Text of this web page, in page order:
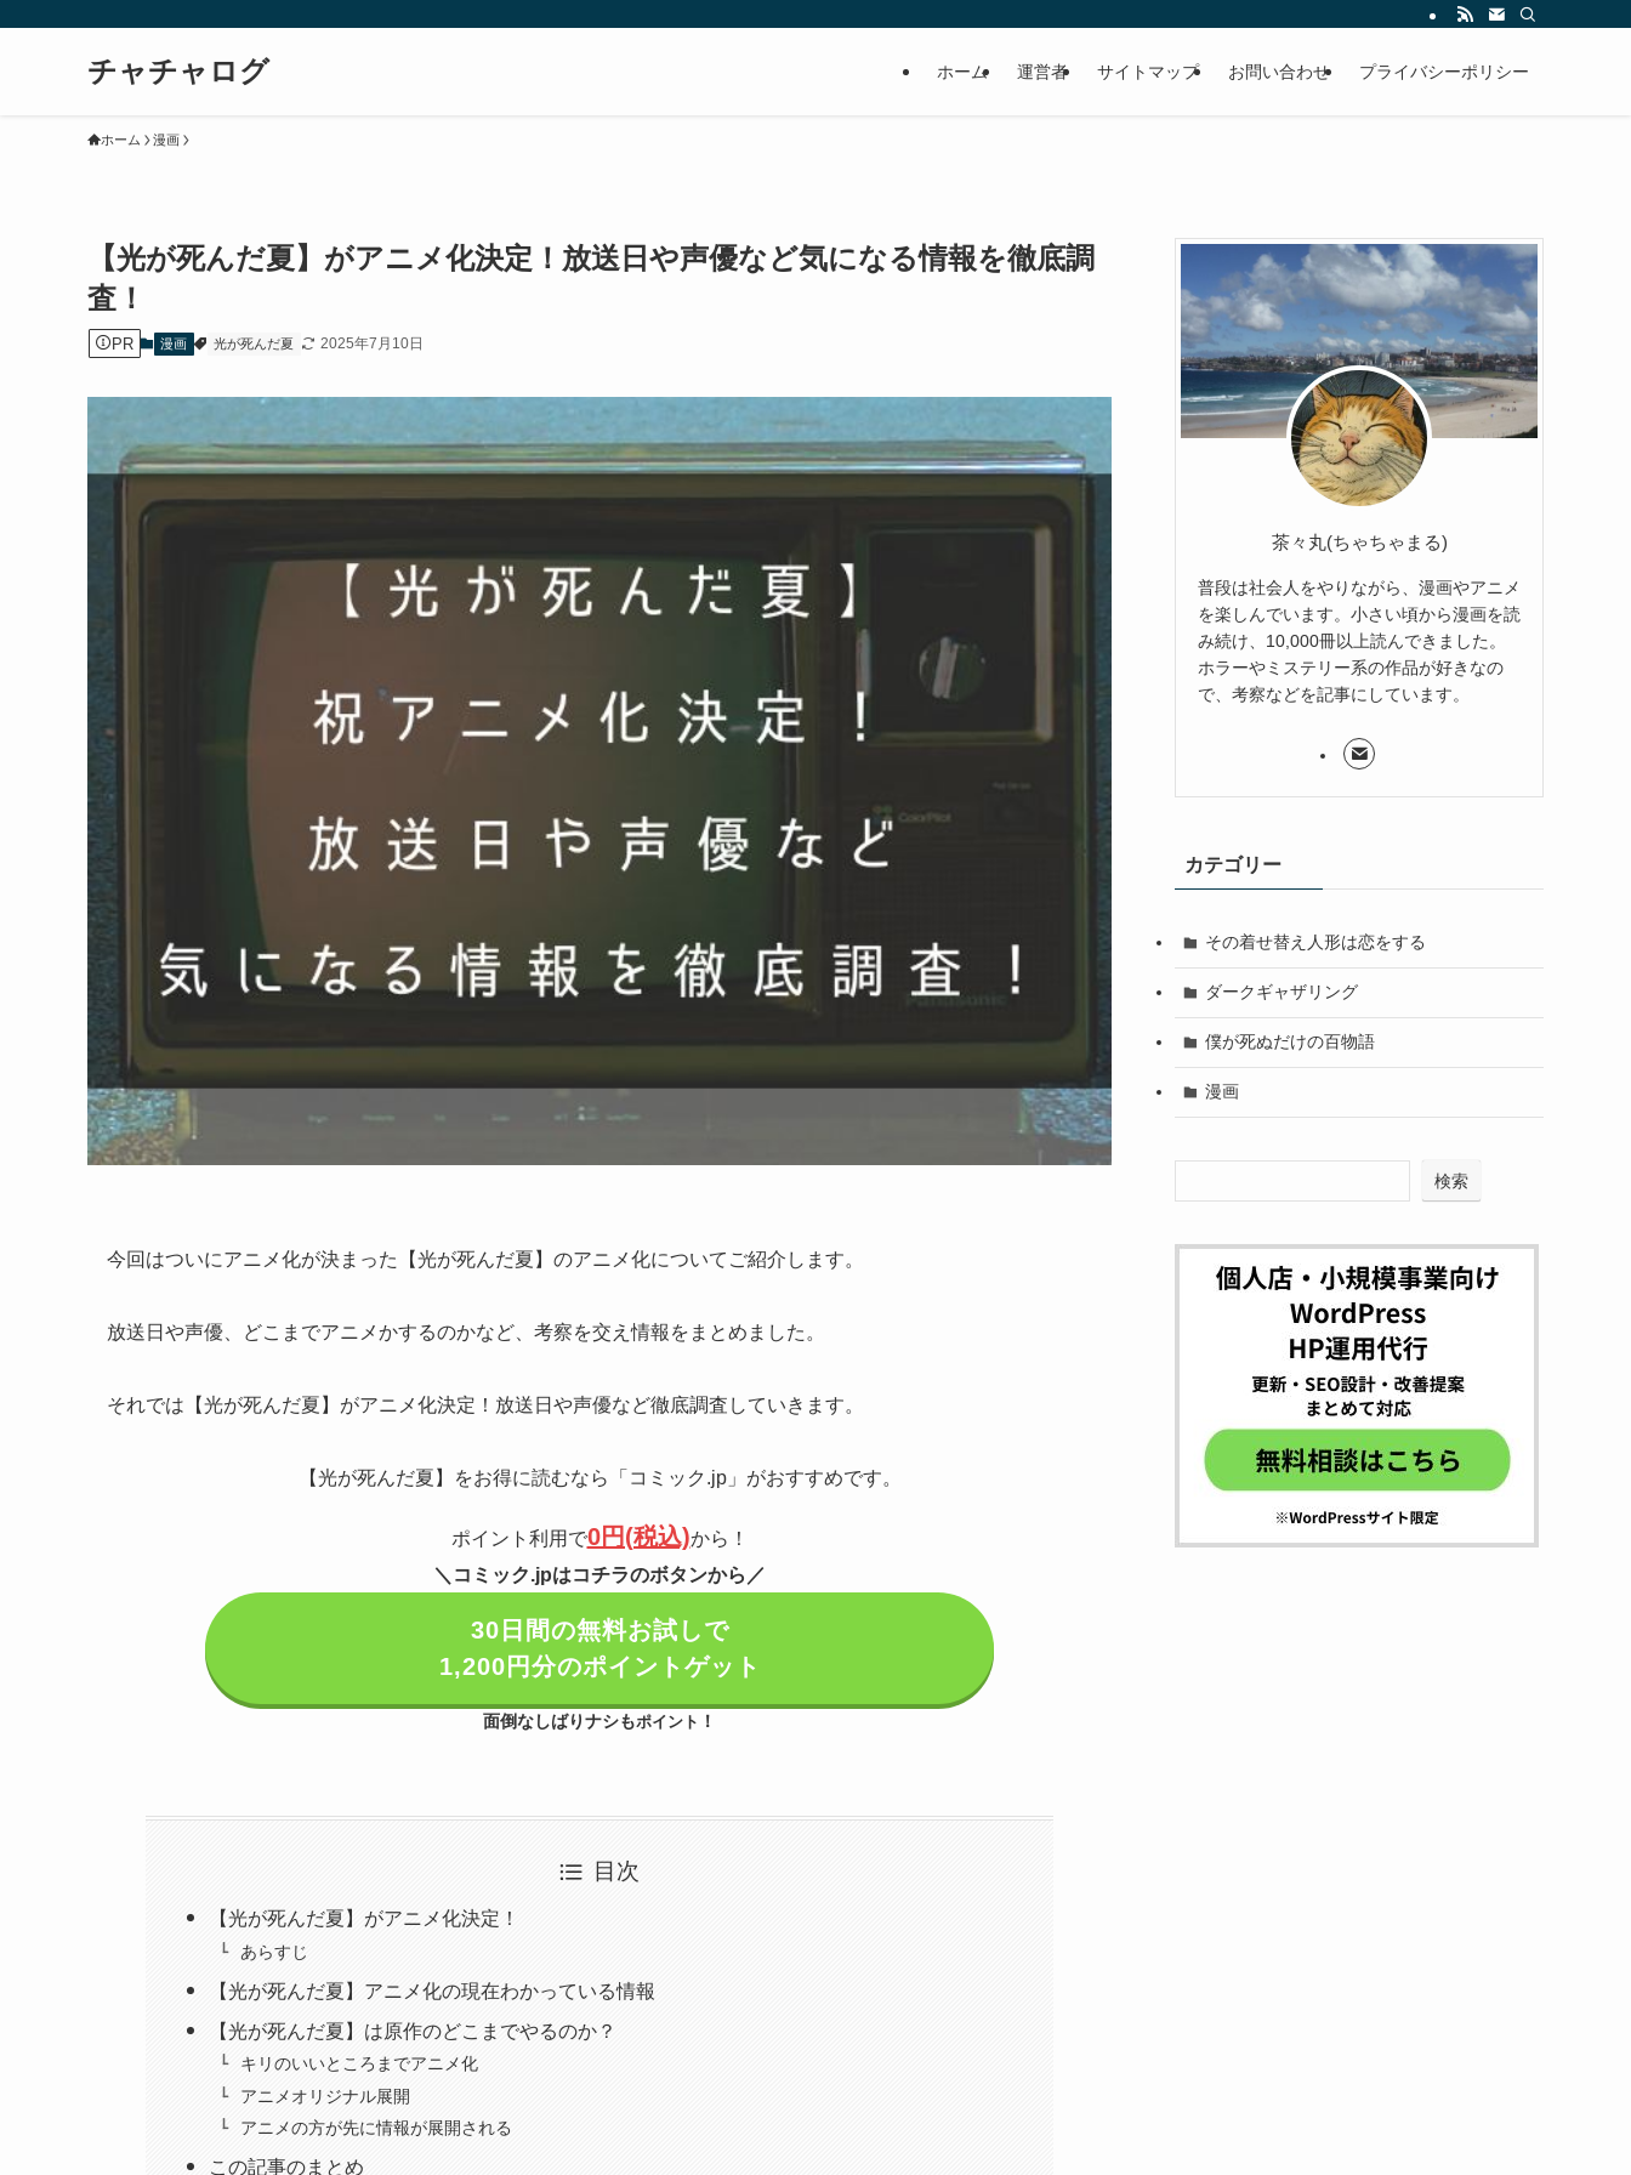
チャチャログ ホーム 運営者 サイトマップ お問い合わせ プライバシーポリシー
ホーム 漫画
【光が死んだ夏】がアニメ化決定！放送日や声優など気になる情報を徹底調
査！
PR 漫画 光が死んだ夏 2025年7月10日
今回はついにアニメ化が決まった【光が死んだ夏】のアニメ化についてご紹介します。
放送日や声優、どこまでアニメかするのかなど、考察を交え情報をまとめました。
それでは【光が死んだ夏】がアニメ化決定！放送日や声優など徹底調査していきます。
【光が死んだ夏】をお得に読むなら「コミック.jp」がおすすめです。
ポイント利用で0円(税込)から！
＼コミック.jpはコチラのボタンから／
30日間の無料お試しで
1,200円分のポイントゲット
面倒なしばりナシもポイント ！
目次
【光が死んだ夏】がアニメ化決定！
あらすじ
【光が死んだ夏】アニメ化の現在わかっている情報
【光が死んだ夏】は原作のどこまでやるのか？
キリのいいところまでアニメ化
アニメオリジナル展開
アニメの方が先に情報が展開される
この記事のまとめ
茶々丸(ちゃちゃまる)
普段は社会人をやりながら、漫画やアニメ
を楽しんでいます。小さい頃から漫画を読
み続け、10,000冊以上読んできました。
ホラーやミステリー系の作品が好きなの
で、考察などを記事にしています。
カテゴリー
その着せ替え人形は恋をする
ダークギャザリング
僕が死ぬだけの百物語
漫画
検索